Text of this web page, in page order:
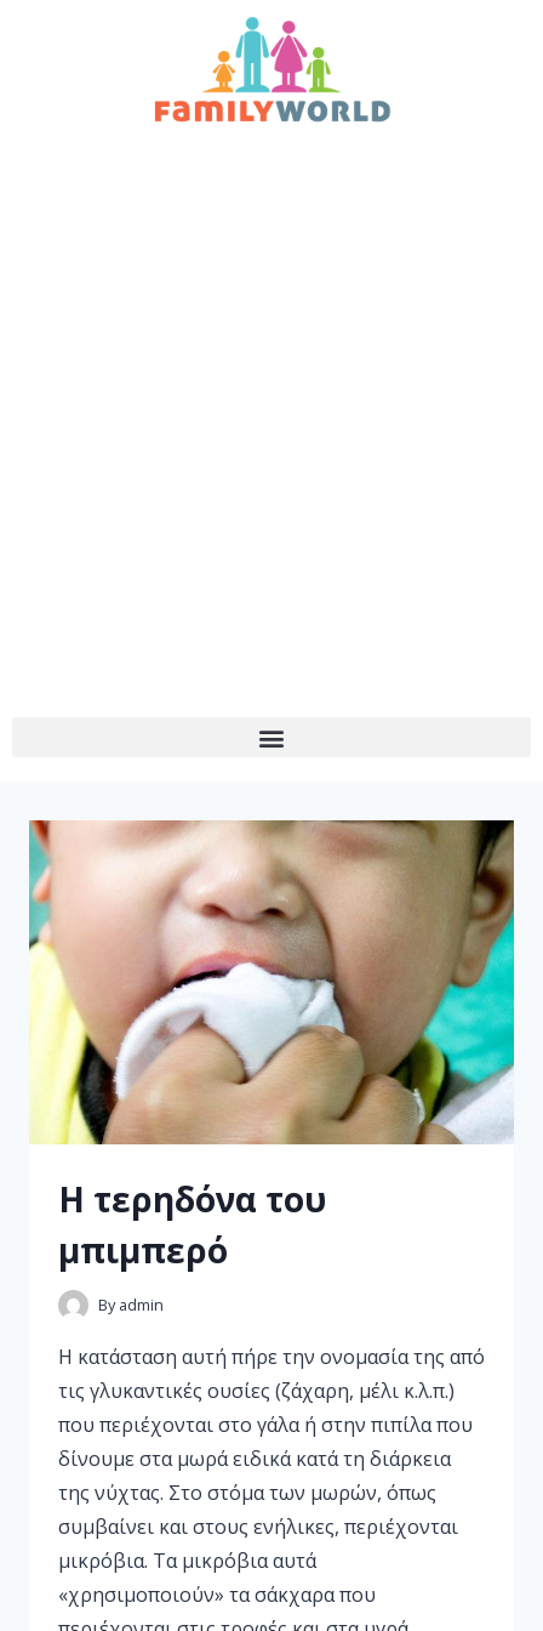
Η τερηδόνα του
μπιμπερό
By admin
Η κατάσταση αυτή πήρε την ονομασία της από
τις γλυκαντικές ουσίες (ζάχαρη, μέλι κ.λ.π.)
που περιέχονται στο γάλα ή στην πιπίλα που
δίνουμε στα μωρά ειδικά κατά τη διάρκεια
της νύχτας. Στο στόμα των μωρών, όπως
συμβαίνει και στους ενήλικες, περιέχονται
μικρόβια. Τα μικρόβια αυτά
«χρησιμοποιούν» τα σάκχαρα που